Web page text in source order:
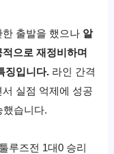
출발을 했으나 알
으로 재정비하며
징입니다. 라인 간격
실점 억제에 성공
했습니다.
루즈전 1대0 승리